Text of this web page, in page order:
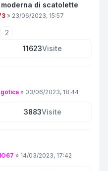
di scatolette
» 23/06/2023, 15:57
2
11623Visite
» 03/06/2023, 18:44
3883Visite
» 14/03/2023, 17:42